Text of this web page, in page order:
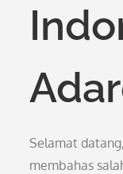
Selamat
membahas